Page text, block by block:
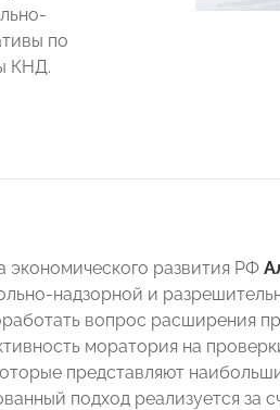
по
КНД.
экономического развития РФ
надзорной и
вопрос расширения
моратория на
представляют
подход реализуется за